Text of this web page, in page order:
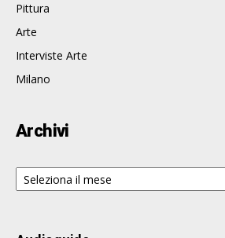
Pittura
Arte
Interviste Arte
Milano
Archivi
Archivi